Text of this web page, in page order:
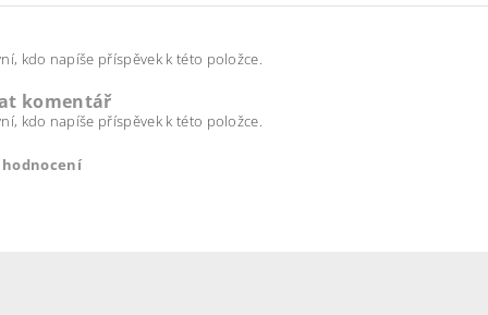
kdo napíše příspěvek k této položce.
komentář
kdo napíše příspěvek k této položce.